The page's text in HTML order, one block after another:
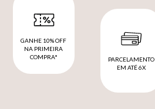
GANHE 10% OFF
NA PRIMEIRA
COMPRA*
PARCELAMENTO
EM ATÉ 6X